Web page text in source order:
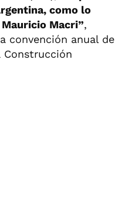
como lo
Macri”,
convención anual de
Construcción